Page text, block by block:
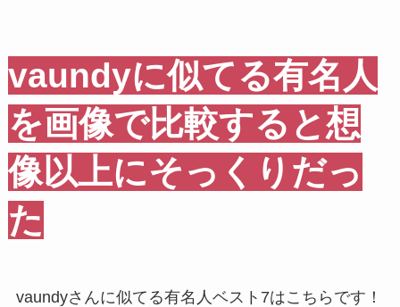
vaundyに似てる有名人
を画像で比較すると想
像以上にそっくりだっ
た
vaundyさんに似てる有名人ベスト7はこちらです！